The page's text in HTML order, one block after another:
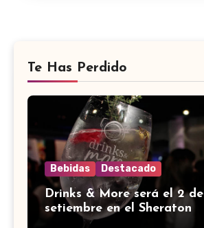
Te Has Perdido
Bebidas Destacado
Drinks & More será el 2 de
setiembre en el Sheraton